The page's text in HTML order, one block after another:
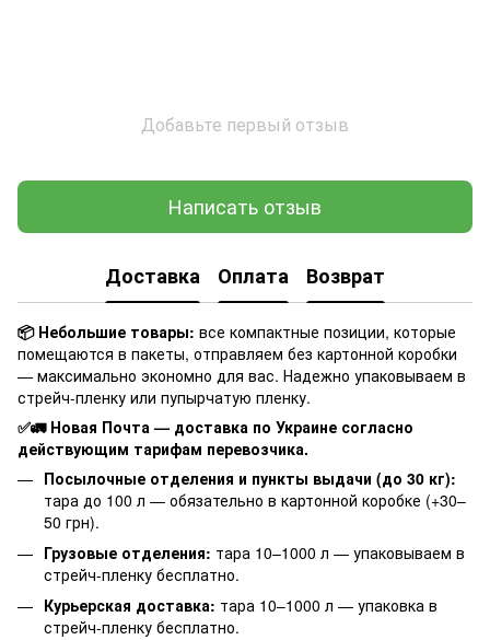
Добавьте первый отзыв
Написать отзыв
Доставка Оплата Возврат
📦 Небольшие товары: все компактные позиции, которые
помещаются в пакеты, отправляем без картонной коробки
— максимально экономно для вас. Надежно упаковываем в
стрейч-пленку или пупырчатую пленку.
✅🚛 Новая Почта — доставка по Украине согласно
действующим тарифам перевозчика.
Посылочные отделения и пункты выдачи (до 30 кг):
тара до 100 л — обязательно в картонной коробке (+30–
50 грн).
Грузовые отделения: тара 10–1000 л — упаковываем в
стрейч-пленку бесплатно.
Курьерская доставка: тара 10–1000 л — упаковка в
стрейч-пленку бесплатно.